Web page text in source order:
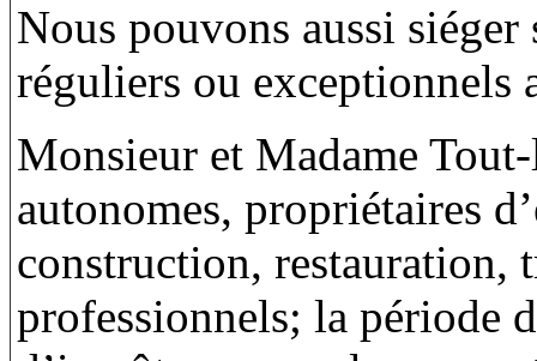
Nous pouvons aussi
réguliers ou exceptionnels
Monsieur et Madame
autonomes, propriétaires
construction, restauration,
professionnels; la période